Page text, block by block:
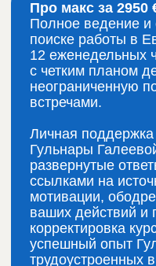
Запланировать
корректировка курса. Как
успешный опыт Гульнары с
трудоустроенных в Европе
месяца плотной работы -
время для того, чтобы
качественных
все зависит от вас и
вас в команду вашим новым
работодателем.
сразу после выхода на
Обязательная бесплатная
видео-встреча перед
"полное ведение", чтобы
наша совместная работа
эффективной.